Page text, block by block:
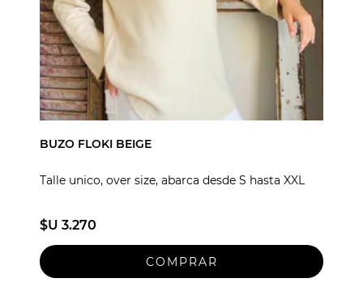
BUZO FLOKI BEIGE
Talle unico, over size, abarca desde S hasta XXL
$U 3.270